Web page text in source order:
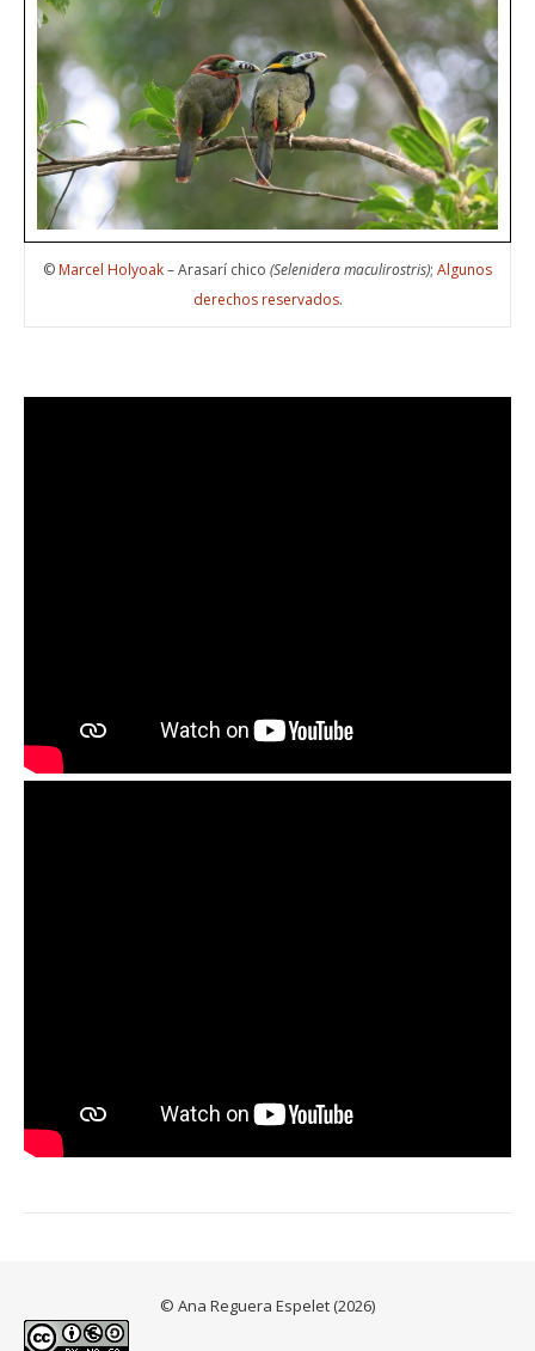
© Marcel Holyoak– Arasarí chico (Selenidera maculirostris); Algunos
derechos reservados.
© Ana Reguera Espelet (2026)